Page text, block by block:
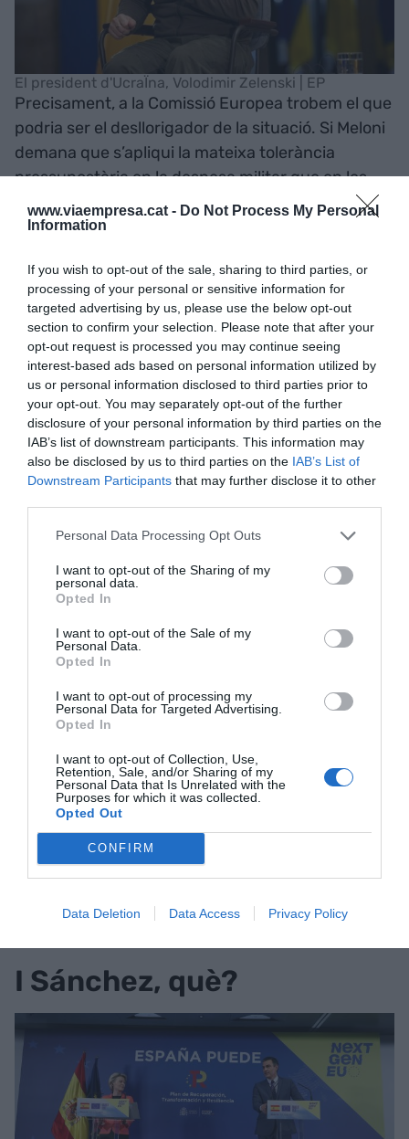
www.viaempresa.cat - Do Not Process My Personal
Information
If you wish to opt-out of the sale, sharing to third parties, or
processing of your personal or sensitive information for
targeted advertising by us, please use the below opt-out
section to confirm your selection. Please note that after your
opt-out request is processed you may continue seeing
interest-based ads based on personal information utilized by
us or personal information disclosed to third parties prior to
your opt-out. You may separately opt-out of the further
disclosure of your personal information by third parties on the
IAB’s list of downstream participants. This information may
also be disclosed by us to third parties on the IAB’s List of
Downstream Participants that may further disclose it to other
Personal Data Processing Opt Outs
I want to opt-out of the Sharing of my
personal data.
Opted In
I want to opt-out of the Sale of my
Personal Data.
Opted In
I want to opt-out of processing my
Personal Data for Targeted Advertising.
Opted In
I want to opt-out of Collection, Use,
Retention, Sale, and/or Sharing of my
Personal Data that Is Unrelated with the
Purposes for which it was collected.
Opted Out
CONFIRM
Data Deletion Data Access Privacy Policy
El president d'UcraÏna, Volodimir Zelenski | EP
Precisament, a la Comissió Europea trobem el que
podria ser el desllorigador de la situació. Si Meloni
demana que s’apliqui la mateixa tolerància
pressupostària en la despesa militar que en les
despeses generades per la covid, la presidenta de
la Comissió,
l’estratègia de les compres conjuntes
d’armament, com ja es va fer amb les vacunes i el
material anticovid. Hospitalitzada la presidenta
durant les darreres setmanes de desembre i
començaments de gener, cal esperar que el
prudent silenci de la Comissió Europea davant les
atzagaiades de Trump cap a Europa es
converteixi -com durant la pandèmia- en un
lideratge ferm i intel·ligent.
De fet, un dels grans problemes de la defensa
heterogeneïtat que no seria cap problema en els
vells escenaris en què cada estat assumia
exclusivament la mateixa defensa, però sí que ho
és en l’eventualitat que tothom hagi de col·laborar
a defensar un front comú. Ho hem vist a Ucraïna,
on malgrat que molt material era estatunidenc,
els soldats han hagut de passar per períodes
tramesa específica d’armament. I no només això.
En la moderna guerra convencional, és cada cop
més rellevant la facilitat de comunicació entre
tots els sistemes d’atac i de defensa, la internet
de les coses aplicada a la defensa. Múltiples
integració efectiva sota un mateix comandament.
I Sánchez, què?